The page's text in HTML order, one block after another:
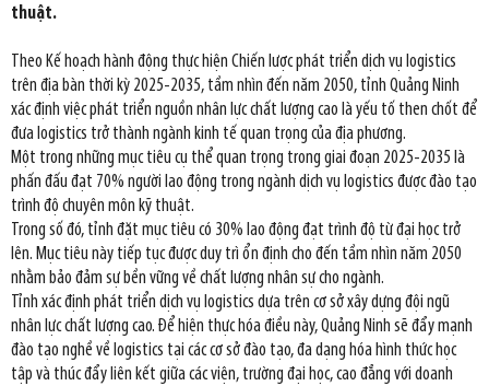
thuật.
Theo Kế hoạch hành động thực hiện Chiến lược phát triển dịch vụ logistics
trên địa bàn thời kỳ 2025-2035, tầm nhìn đến năm 2050, tỉnh Quảng Ninh
xác định việc phát triển nguồn nhân lực chất lượng cao là yếu tố then chốt để
đưa logistics trở thành ngành kinh tế quan trọng của địa phương.
Một trong những mục tiêu cụ thể quan trọng trong giai đoạn 2025-2035 là
phấn đấu đạt 70% người lao động trong ngành dịch vụ logistics được đào tạo
trình độ chuyên môn kỹ thuật.
Trong số đó, tỉnh đặt mục tiêu có 30% lao động đạt trình độ từ đại học trở
lên. Mục tiêu này tiếp tục được duy trì ổn định cho đến tầm nhìn năm 2050
nhằm bảo đảm sự bền vững về chất lượng nhân sự cho ngành.
Tỉnh xác định phát triển dịch vụ logistics dựa trên cơ sở xây dựng đội ngũ
nhân lực chất lượng cao. Để hiện thực hóa điều này, Quảng Ninh sẽ đẩy mạnh
đào tạo nghề về logistics tại các cơ sở đào tạo, đa dạng hóa hình thức học
tập và thúc đẩy liên kết giữa các viện, trường đại học, cao đẳng với doanh